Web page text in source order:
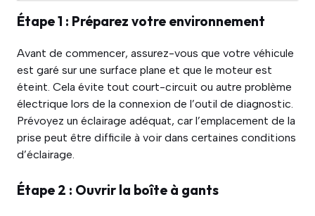
Étape 1 : Préparez votre environnement
Avant de commencer, assurez-vous que votre véhicule
est garé sur une surface plane et que le moteur est
éteint. Cela évite tout court-circuit ou autre problème
électrique lors de la connexion de l’outil de diagnostic.
Prévoyez un éclairage adéquat, car l’emplacement de la
prise peut être difficile à voir dans certaines conditions
d’éclairage.
Étape 2 : Ouvrir la boîte à gants